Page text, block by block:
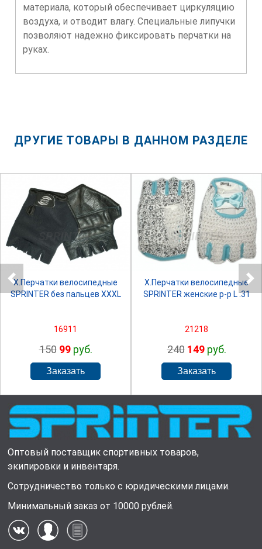
материала, который обеспечивает циркуляцию
воздуха, и отводит влагу. Специальные липучки
позволяют надежно фиксировать перчатки на
руках.
ДРУГИЕ ТОВАРЫ В ДАННОМ РАЗДЕЛЕ
SPRINTER
Х.Перчатки велосипедные
SPRINTER без пальцев XXXL
16911
150 99руб.
SPRINTER
Х.Перчатки велосипедные
SPRINTER женские р-р L :31
21218
240 149руб.
Оптовый поставщик спортивных товаров,
экипировки и инвентаря.
Сотрудничество только с юридическими лицами.
Минимальный заказ от 10000 рублей.